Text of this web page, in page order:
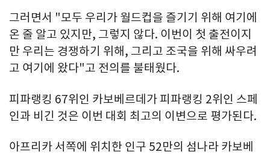
그러면서 "모두 우리가 월드컵을 즐기기 위해 여기에
온 줄 알고 있지만, 그렇지 않다. 이번이 첫 출전이지
만 우리는 경쟁하기 위해, 그리고 조국을 위해 싸우려
고 여기에 왔다"고 전의를 불태웠다.
피파랭킹 67위인 카보베르데가 피파랭킹 2위인 스페
인과 비긴 것은 이번 대회 최고의 이변으로 평가된다.
아프리카 서쪽에 위치한 인구 52만의 섬나라 카보베